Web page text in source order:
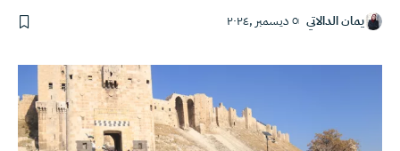
يمان الدالاتي ٥ ديسمبر ,٢٠٢٤